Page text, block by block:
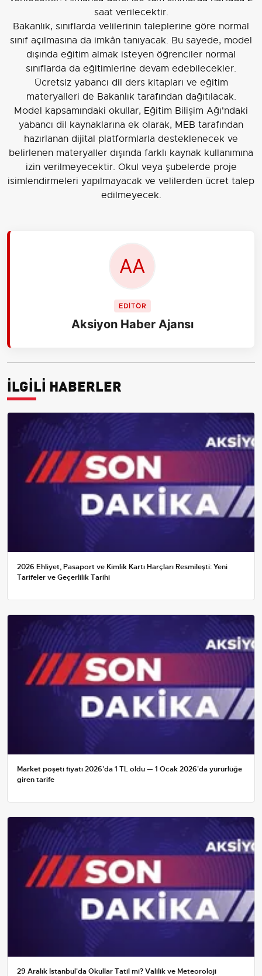
saat verilecektir.
Bakanlık, sınıflarda velilerinin taleplerine göre normal
sınıf açılmasına da imkân tanıyacak. Bu sayede, model
dışında eğitim almak isteyen öğrenciler normal
sınıflarda da eğitimlerine devam edebilecekler.
Ücretsiz yabancı dil ders kitapları ve eğitim
materyalleri de Bakanlık tarafından dağıtılacak.
Model kapsamındaki okullar, Eğitim Bilişim Ağı'ndaki
yabancı dil kaynaklarına ek olarak, MEB tarafından
hazırlanan dijital platformlarla desteklenecek ve
belirlenen materyaller dışında farklı kaynak kullanımına
izin verilmeyecektir. Okul veya şubelerde proje
isimlendirmeleri yapılmayacak ve velilerden ücret talep
edilmeyecek.
EDİTÖR
Aksiyon Haber Ajansı
İLGİLİ HABERLER
2026 Ehliyet, Pasaport ve Kimlik Kartı Harçları Resmileşti: Yeni
Tarifeler ve Geçerlilik Tarihi
Market poşeti fiyatı 2026'da 1 TL oldu — 1 Ocak 2026'da yürürlüğe
giren tarife
29 Aralık İstanbul'da Okullar Tatil mi? Valilik ve Meteoroloji